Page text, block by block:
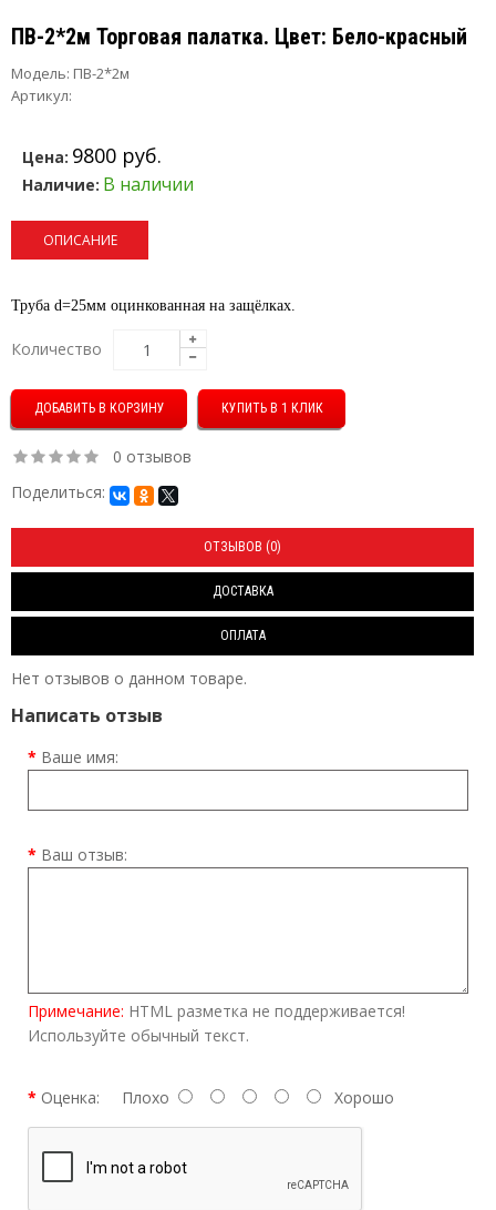
ПВ-2*2м Торговая палатка. Цвет: Бело-красный
Модель: ПВ-2*2м
Артикул:
Цена: 9800 руб.
Наличие: В наличии
ОПИСАНИЕ
Труба d=25мм оцинкованная на защёлках.
Количество
КУПИТЬ В 1 КЛИК
0 отзывов
Поделиться:
ОТЗЫВОВ (0)
ДОСТАВКА
ОПЛАТА
Нет отзывов о данном товаре.
Написать отзыв
Ваше имя:
Ваш отзыв:
Примечание: HTML разметка не поддерживается!
Используйте обычный текст.
Оценка: Плохо Хорошо